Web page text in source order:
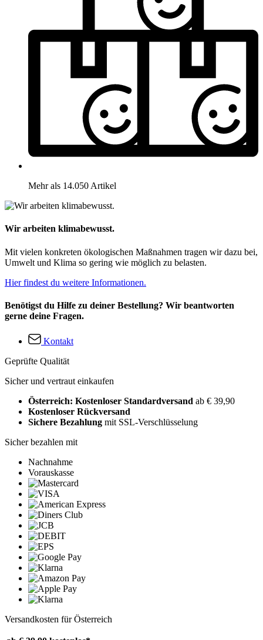
Mehr als 14.050 Artikel
Wir arbeiten klimabewusst.
Mit vielen konkreten ökologischen Maßnahmen tragen wir dazu bei,
Umwelt und Klima so gering wie möglich zu belasten.
Hier findest du weitere Informationen.
Benötigst du Hilfe zu deiner Bestellung? Wir beantworten
gerne deine Fragen.
Kontakt
Geprüfte Qualität
Sicher und vertraut einkaufen
Österreich: Kostenloser Standardversand ab € 39,90
Kostenloser Rückversand
Sichere Bezahlung mit SSL-Verschlüsselung
Sicher bezahlen mit
Nachnahme
Vorauskasse
Versandkosten für Österreich